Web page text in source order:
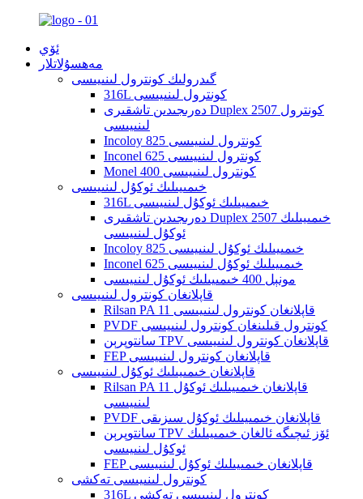
ئۆي
مەھسۇلاتلار
گىدرولىك كونترول لىنىيىسى
316L كونترول لىنىيىسى
دەرىجىدىن تاشقىرى Duplex 2507 كونترول
لىنىيىسى
Incoloy 825 كونترول لىنىيىسى
Inconel 625 كونترول لىنىيىسى
Monel 400 كونترول لىنىيىسى
خىمىيىلىك ئوكۇل لىنىيىسى
316L خىمىيىلىك ئوكۇل لىنىيىسى
دەرىجىدىن تاشقىرى Duplex 2507 خىمىيىلىك
ئوكۇل لىنىيىسى
Incoloy 825 خىمىيىلىك ئوكۇل لىنىيىسى
Inconel 625 خىمىيىلىك ئوكۇل لىنىيىسى
مونېل 400 خىمىيىلىك ئوكۇل لىنىيىسى
قاپلانغان كونترول لىنىيىسى
Rilsan PA 11 قاپلانغان كونترول لىنىيىسى
PVDF كونترول قىلىنغان كونترول لىنىيىسى
سانتوپرېن TPV قاپلانغان كونترول لىنىيىسى
FEP قاپلانغان كونترول لىنىيىسى
قاپلانغان خىمىيىلىك ئوكۇل لىنىيىسى
Rilsan PA 11 قاپلانغان خىمىيىلىك ئوكۇل
لىنىيىسى
PVDF قاپلانغان خىمىيىلىك ئوكۇل سىزىقى
سانتوپرېن TPV ئۆز ئىچىگە ئالغان خىمىيىلىك
ئوكۇل لىنىيىسى
FEP قاپلانغان خىمىيىلىك ئوكۇل لىنىيىسى
كونترول لىنىيىسى تەكشى
316L كونترول لىنىيىسى تەكشى